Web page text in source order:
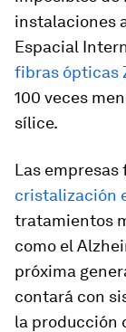
instalaciones
Espacial
fibras ópticas
100 veces
sílice.
Las
cristalización
tratamientos
como el
próxima
contará con
la producción